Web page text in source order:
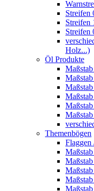
Streifen
Streifen
Streifen
Holz...)
Öl Produkte
Themenbögen
Flaggen